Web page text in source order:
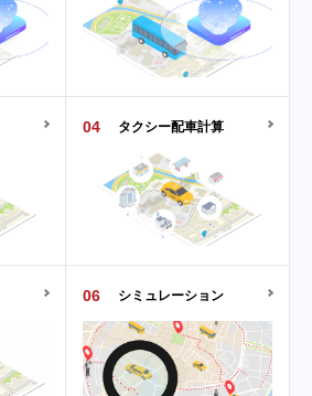
04 タクシー配車計算
06 シミュレーション